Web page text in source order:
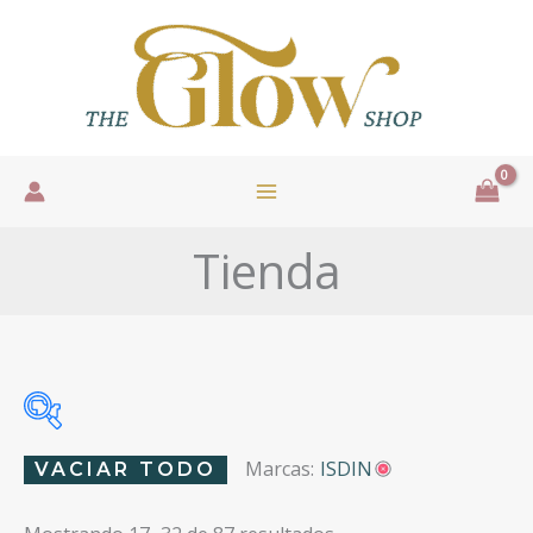
Tienda
VACIAR TODO Marcas: ISDIN